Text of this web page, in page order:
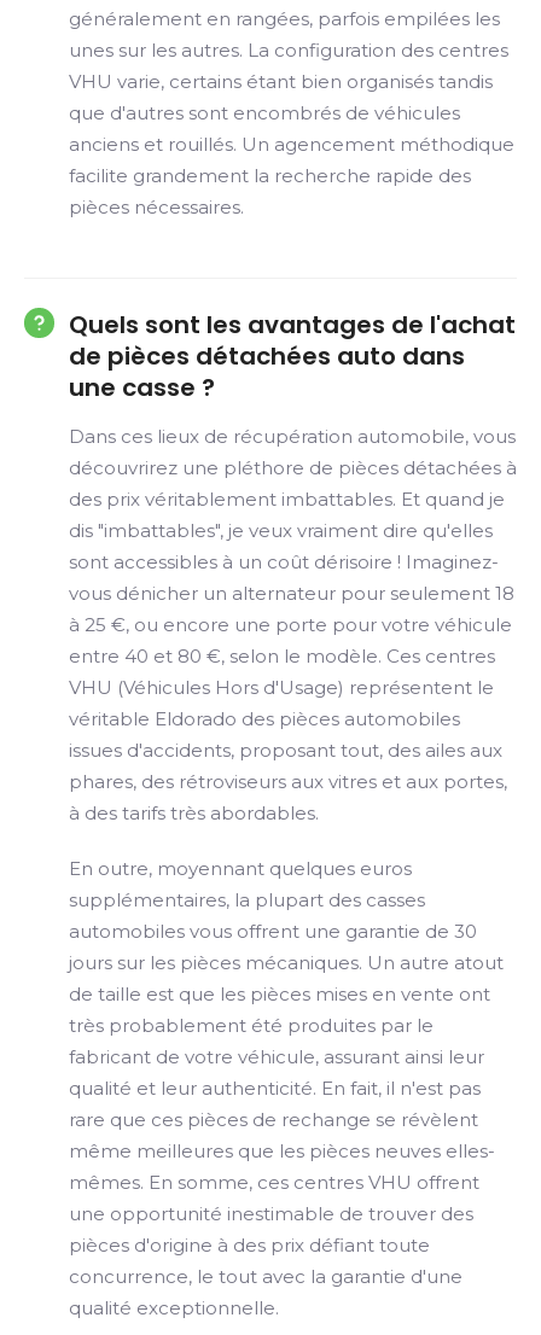
généralement en rangées, parfois empilées les
unes sur les autres. La configuration des centres
VHU varie, certains étant bien organisés tandis
que d'autres sont encombrés de véhicules
anciens et rouillés. Un agencement méthodique
facilite grandement la recherche rapide des
pièces nécessaires.
Quels sont les avantages de l'achat
de pièces détachées auto dans
une casse ?
Dans ces lieux de récupération automobile, vous
découvrirez une pléthore de pièces détachées à
des prix véritablement imbattables. Et quand je
dis "imbattables", je veux vraiment dire qu'elles
sont accessibles à un coût dérisoire ! Imaginez-
vous dénicher un alternateur pour seulement 18
à 25 €, ou encore une porte pour votre véhicule
entre 40 et 80 €, selon le modèle. Ces centres
VHU (Véhicules Hors d'Usage) représentent le
véritable Eldorado des pièces automobiles
issues d'accidents, proposant tout, des ailes aux
phares, des rétroviseurs aux vitres et aux portes,
à des tarifs très abordables.
En outre, moyennant quelques euros
supplémentaires, la plupart des casses
automobiles vous offrent une garantie de 30
jours sur les pièces mécaniques. Un autre atout
de taille est que les pièces mises en vente ont
très probablement été produites par le
fabricant de votre véhicule, assurant ainsi leur
qualité et leur authenticité. En fait, il n'est pas
rare que ces pièces de rechange se révèlent
même meilleures que les pièces neuves elles-
mêmes. En somme, ces centres VHU offrent
une opportunité inestimable de trouver des
pièces d'origine à des prix défiant toute
concurrence, le tout avec la garantie d'une
qualité exceptionnelle.